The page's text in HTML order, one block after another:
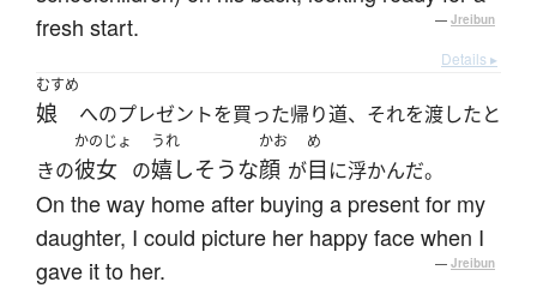
fresh start.
— Jreibun
Details ▸
むすめ
娘 へのプレゼントを買った帰り道、それを渡したと
きの
かのじょ
彼女 の
うれ
嬉しそうな
かお
顔 が
め
目 に浮かんだ。
On the way home after buying a present for my
daughter, I could picture her happy face when I
gave it to her.
— Jreibun